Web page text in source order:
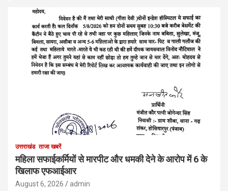
उत्तराखंड ताजा खबरें
महिला सफाईकर्मियों से मारपीट और धमकी देने के आरोप में 6 के
खिलाफ एफआईआर
August 6, 2026 admin